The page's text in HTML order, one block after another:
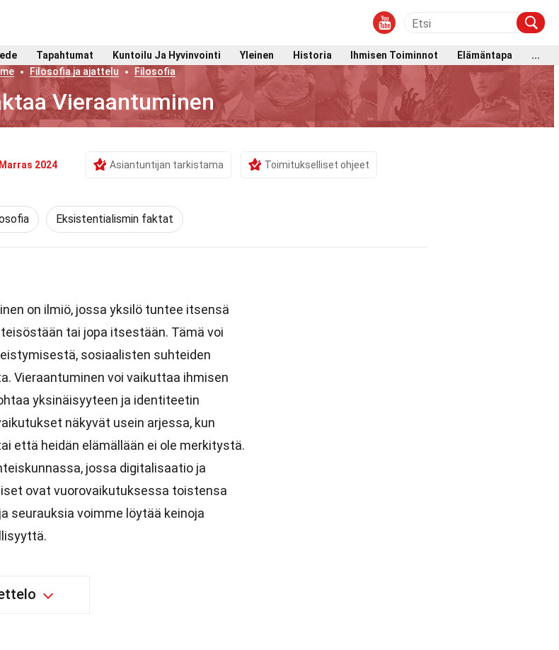
Tapahtumat Kuntoilu Ja Hyvinvointi Yleinen Historia Ihmisen Toiminnot Elämäntapa
...
Filosofia ja ajattelu Filosofia
Vieraantuminen
2024 Asiantuntijan tarkistama Toimitukselliset ohjeet
Eksistentialismin faktat
on ilmiö, jossa yksilö tuntee itsensä
tai jopa itsestään. Tämä voi
sosiaalisten suhteiden
Vieraantuminen voi vaikuttaa ihmisen
yksinäisyyteen ja identiteetin
näkyvät usein arjessa, kun
että heidän elämällään ei ole merkitystä.
jossa digitalisaatio ja
ovat vuorovaikutuksessa toistensa
seurauksia voimme löytää keinoja